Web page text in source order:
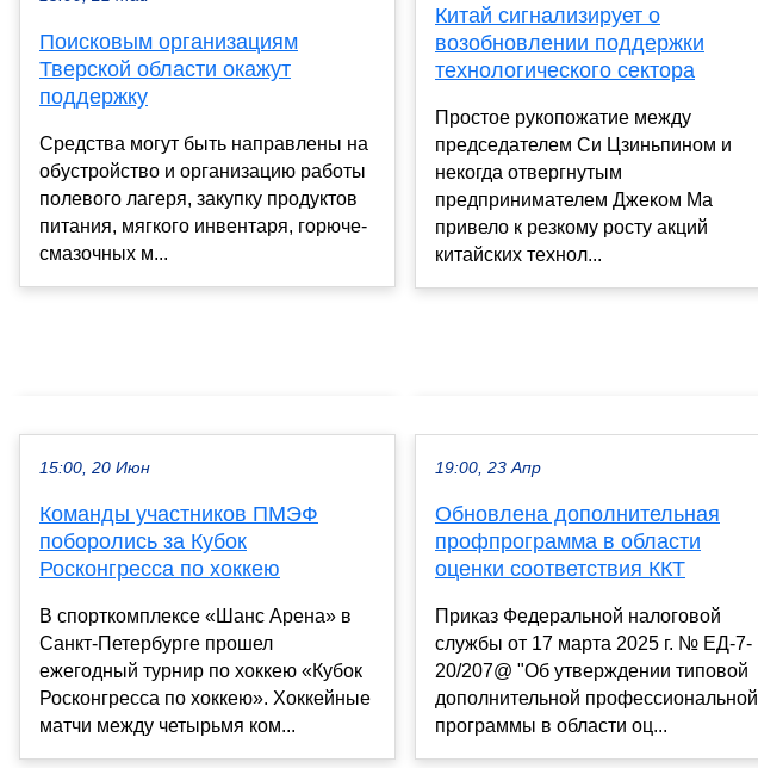
Поисковым организациям
Тверской области окажут
поддержку
Средства могут быть направлены на
обустройство и организацию работы
полевого лагеря, закупку продуктов
питания, мягкого инвентаря, горюче-
смазочных м...
Китай сигнализирует о
возобновлении поддержки
технологического сектора
Простое рукопожатие между
председателем Си Цзиньпином и
некогда отвергнутым
предпринимателем Джеком Ма
привело к резкому росту акций
китайских технол...
15:00, 20 Июн
Команды участников ПМЭФ
поборолись за Кубок
Росконгресса по хоккею
В спорткомплексе «Шанс Арена» в
Санкт-Петербурге прошел
ежегодный турнир по хоккею «Кубок
Росконгресса по хоккею». Хоккейные
матчи между четырьмя ком...
19:00, 23 Апр
Обновлена дополнительная
профпрограмма в области
оценки соответствия ККТ
Приказ Федеральной налоговой
службы от 17 марта 2025 г. № ЕД-7-
20/207@ "Об утверждении типовой
дополнительной профессиональной
программы в области оц...